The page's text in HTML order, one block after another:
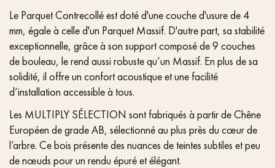
Le Parquet Contrecollé est doté d'une couche d'usure de 4
mm, égale à celle d'un Parquet Massif. D'autre part, sa stabilité
exceptionnelle, grâce à son support composé de 9 couches
de bouleau, le rend aussi robuste qu’un Massif. En plus de sa
solidité, il offre un confort acoustique et une facilité
d’installation accessible à tous.
Les MULTIPLY SÉLECTION sont fabriqués à partir de Chêne
Européen de grade AB, sélectionné au plus près du cœur de
l’arbre. Ce bois présente des nuances de teintes subtiles et peu
de nœuds pour un rendu épuré et élégant.